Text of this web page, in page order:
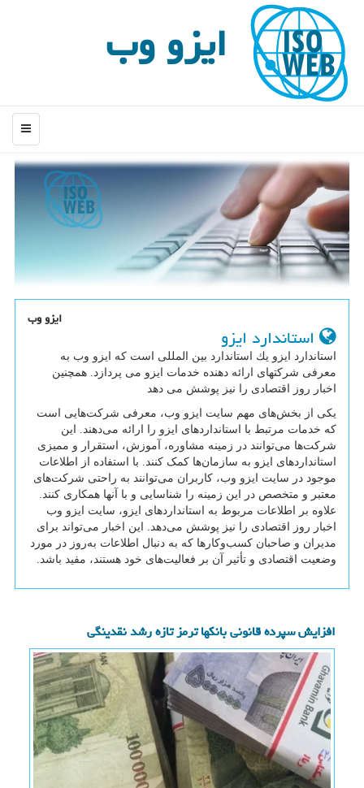
ایزو وب
منو
ایزو وب
استاندارد ایزو
استاندارد ایزو یك استاندارد بین المللی است كه ایزو وب به
معرفی شركتهای ارائه دهنده خدمات ایزو می پردازد. همچنین
اخبار روز اقتصادی را نیز پوشش می دهد
یکی از بخش‌های مهم سایت ایزو وب، معرفی شرکت‌هایی است
که خدمات مرتبط با استانداردهای ایزو را ارائه می‌دهند. این
شرکت‌ها می‌توانند در زمینه مشاوره، آموزش، استقرار و ممیزی
استانداردهای ایزو به سازمان‌ها کمک کنند. با استفاده از اطلاعات
موجود در سایت ایزو وب، کاربران می‌توانند به راحتی شرکت‌های
معتبر و متخصص در این زمینه را شناسایی و با آنها همکاری کنند.
علاوه بر اطلاعات مربوط به استانداردهای ایزو، سایت ایزو وب
اخبار روز اقتصادی را نیز پوشش می‌دهد. این اخبار می‌تواند برای
مدیران و صاحبان کسب‌وکارها که به دنبال اطلاعات به‌روز در مورد
وضعیت اقتصادی و تأثیر آن بر فعالیت‌های خود هستند، مفید باشد.
افزایش سپرده قانونی بانکها ترمز تازه رشد نقدینگی